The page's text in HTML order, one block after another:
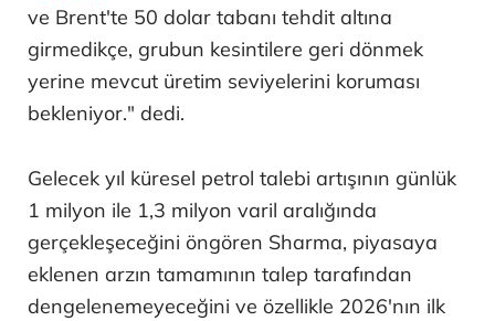
ve Brent'te 50 dolar tabanı tehdit altına
girmedikçe, grubun kesintilere geri dönmek
yerine mevcut üretim seviyelerini koruması
bekleniyor." dedi.
Gelecek yıl küresel petrol talebi artışının günlük
1 milyon ile 1,3 milyon varil aralığında
gerçekleşeceğini öngören Sharma, piyasaya
eklenen arzın tamamının talep tarafından
dengelenemeyeceğini ve özellikle 2026'nın ilk